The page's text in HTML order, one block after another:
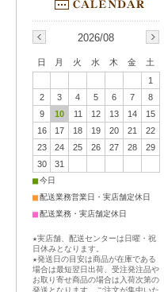
2026/08
日 月 火 水 木 金
土
1
2
3 4 5 6 7
8
9
10 11 12 13 14
15
16
17 18 19 20 21
22
23
24 25 26 27 28
29
30
31
■今日
■配送業務営業日・実店舗定休日
■配送業務・実店舗定休日
★実店舗、配送センターは日曜・祝
日休みとなります。
★発送日の目安は商品が在庫である
場合は最短翌日出荷、受注発注品や
お取り寄せ商品の場合は入荷次第の
発送となります。ご注文が集中いた